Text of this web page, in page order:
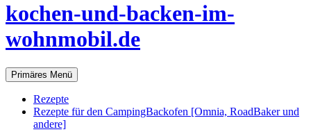
kochen-und-backen-im-
wohnmobil.de
Suchen
Primäres Menü
Rezepte
Rezepte für den CampingBackofen [Omnia, RoadBaker und
andere]